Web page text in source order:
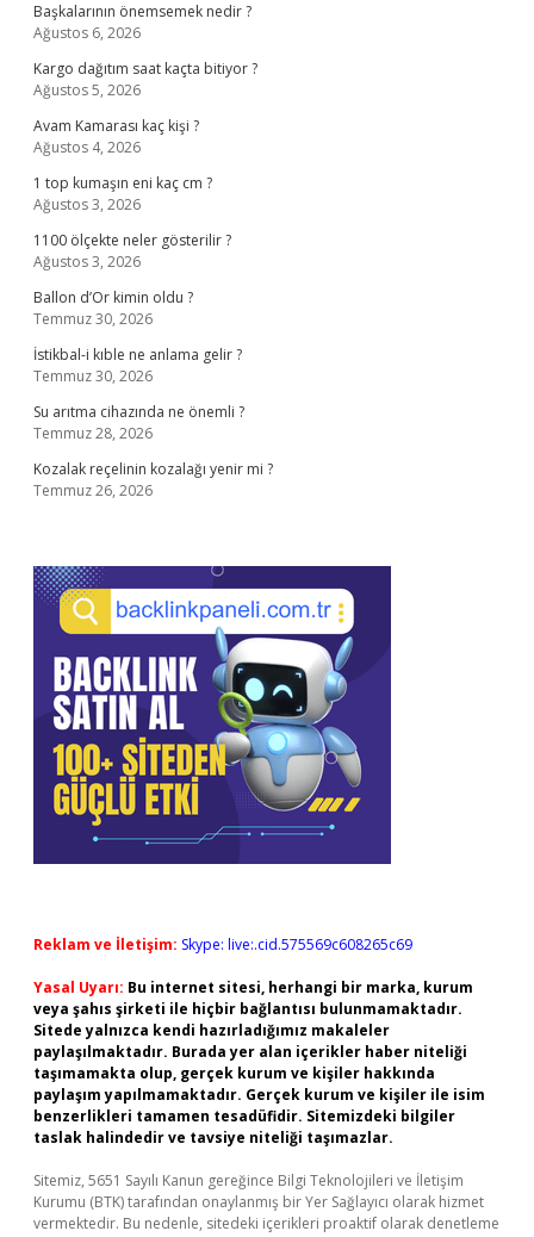
Başkalarının önemsemek nedir ?
Ağustos 6, 2026
Kargo dağıtım saat kaçta bitiyor ?
Ağustos 5, 2026
Avam Kamarası kaç kişi ?
Ağustos 4, 2026
1 top kumaşın eni kaç cm ?
Ağustos 3, 2026
1100 ölçekte neler gösterilir ?
Ağustos 3, 2026
Ballon d’Or kimin oldu ?
Temmuz 30, 2026
İstikbal-i kıble ne anlama gelir ?
Temmuz 30, 2026
Su arıtma cihazında ne önemli ?
Temmuz 28, 2026
Kozalak reçelinin kozalağı yenir mi ?
Temmuz 26, 2026
Reklam ve İletişim: Skype: live:.cid.575569c608265c69
Yasal Uyarı: Bu internet sitesi, herhangi bir marka, kurum
veya şahıs şirketi ile hiçbir bağlantısı bulunmamaktadır.
Sitede yalnızca kendi hazırladığımız makaleler
paylaşılmaktadır. Burada yer alan içerikler haber niteliği
taşımamakta olup, gerçek kurum ve kişiler hakkında
paylaşım yapılmamaktadır. Gerçek kurum ve kişiler ile isim
benzerlikleri tamamen tesadüfidir. Sitemizdeki bilgiler
taslak halindedir ve tavsiye niteliği taşımazlar.
Sitemiz, 5651 Sayılı Kanun gereğince Bilgi Teknolojileri ve İletişim
Kurumu (BTK) tarafından onaylanmış bir Yer Sağlayıcı olarak hizmet
vermektedir. Bu nedenle, sitedeki içerikleri proaktif olarak denetleme